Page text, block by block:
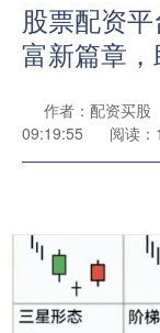
股票配资
富新篇章
作者：配资买股
09:19:55
阅读：